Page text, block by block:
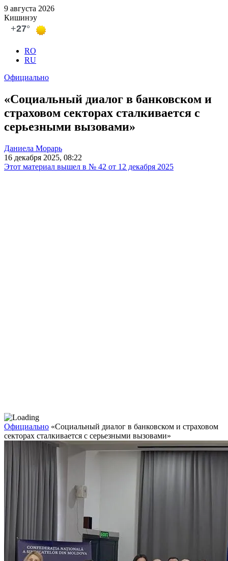
9 августа 2026
Кишинэу
RO
RU
Официально
«Социальный диалог в банковском и
страховом секторах сталкивается с
серьезными вызовами»
Даниела Морарь
16 декабря 2025, 08:22
Этот материал вышел в № 42 от 12 декабря 2025
Официально «Социальный диалог в банковском и страховом
секторах сталкивается с серьезными вызовами»